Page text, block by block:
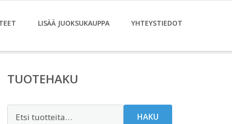
LISÄÄ JUOKSUKAUPPA YHTEYSTIEDOT
TUOTEHAKU
HAKU